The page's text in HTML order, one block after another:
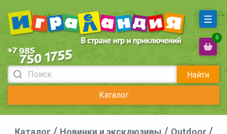
Найти
Каталог
0
/ /
/